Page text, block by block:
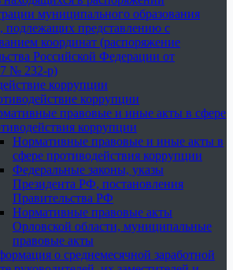
муниципального образования
подлежащих представлению с
координат (распоряжение
Российской Федерации от
№ 232-р)
коррупции
коррупции
правовые и иные акты в сфере
коррупции
Нормативные правовые и иные акты в
сфере противодействия коррупции
Федеральные законы, указы
Президента РФ, постановления
Правительства РФ
Нормативные правовые акты
Орловской области, муниципальные
правовые акты
о среднемесячной заработной